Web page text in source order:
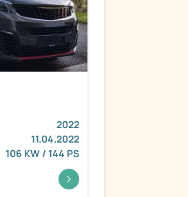
2022
11.04.2022
106 KW / 144 PS